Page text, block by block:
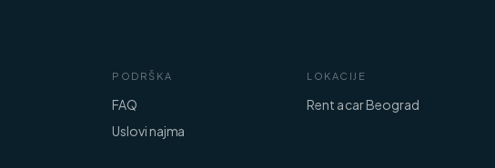
PODRŠKA
FAQ
Uslovi najma
LOKACIJE
Rent a car Beograd